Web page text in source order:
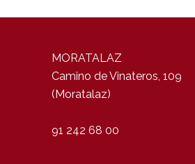
MORATALAZ
Camino de Vinateros, 109
(Moratalaz)
91 242 68 00